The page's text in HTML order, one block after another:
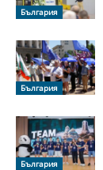
България
България
България